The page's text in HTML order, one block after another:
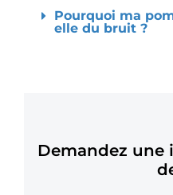
Pourquoi ma
elle du bruit ?
Demandez